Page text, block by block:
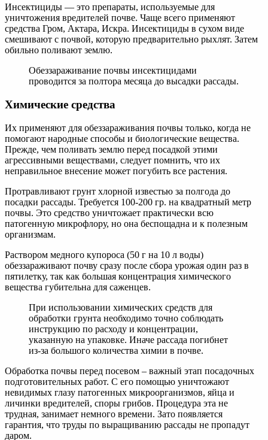
Инсектициды — это препараты, используемые для
уничтожения вредителей почве. Чаще всего применяют
средства Гром, Актара, Искра. Инсектициды в сухом виде
смешивают с почвой, которую предварительно рыхлят. Затем
обильно поливают землю.
Обеззараживание почвы инсектицидами
проводится за полтора месяца до высадки рассады.
Химические средства
Их применяют для обеззараживания почвы только, когда не
помогают народные способы и биологические вещества.
Прежде, чем поливать землю перед посадкой этими
агрессивными веществами, следует помнить, что их
неправильное внесение может погубить все растения.
Протравливают грунт хлорной известью за полгода до
посадки рассады. Требуется 100-200 гр. на квадратный метр
почвы. Это средство уничтожает практически всю
патогенную микрофлору, но она беспощадна и к полезным
организмам.
Раствором медного купороса (50 г на 10 л воды)
обеззараживают почву сразу после сбора урожая один раз в
пятилетку, так как большая концентрация химического
вещества губительна для саженцев.
При использовании химических средств для
обработки грунта необходимо точно соблюдать
инструкцию по расходу и концентрации,
указанную на упаковке. Иначе рассада погибнет
из-за большого количества химии в почве.
Обработка почвы перед посевом – важный этап посадочных
подготовительных работ. С его помощью уничтожают
невидимых глазу патогенных микроорганизмов, яйца и
личинки вредителей, споры грибов. Процедура эта не
трудная, занимает немного времени. Зато появляется
гарантия, что труды по выращиванию рассады не пропадут
даром.